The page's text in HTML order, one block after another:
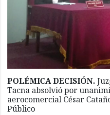
POLÉMICA DECISIÓN.
Tacna absolvió por
aerocomercial César
Público